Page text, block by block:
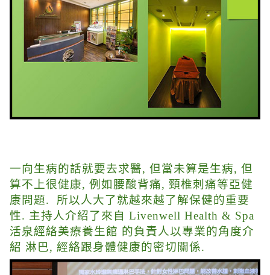
一向生病的話就要去求醫, 但當未算是生病, 但
算不上很健康, 例如腰酸背痛, 頸椎刺痛等亞健
康問題. 所以人大了就越來越了解保健的重要
性. 主持人介紹了來自 Livenwell Health & Spa
活泉經絡美療養生館 的負責人以專業的角度介
紹 淋巴, 經絡跟身體健康的密切關係.